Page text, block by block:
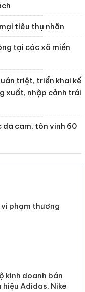
tiêu thụ nhãn
tại các xã miền
triệt, triển khai kế
xuất, nhập cảnh trái
da cam, tôn vinh 60
phạm thương
kinh doanh bán
Adidas, Nike